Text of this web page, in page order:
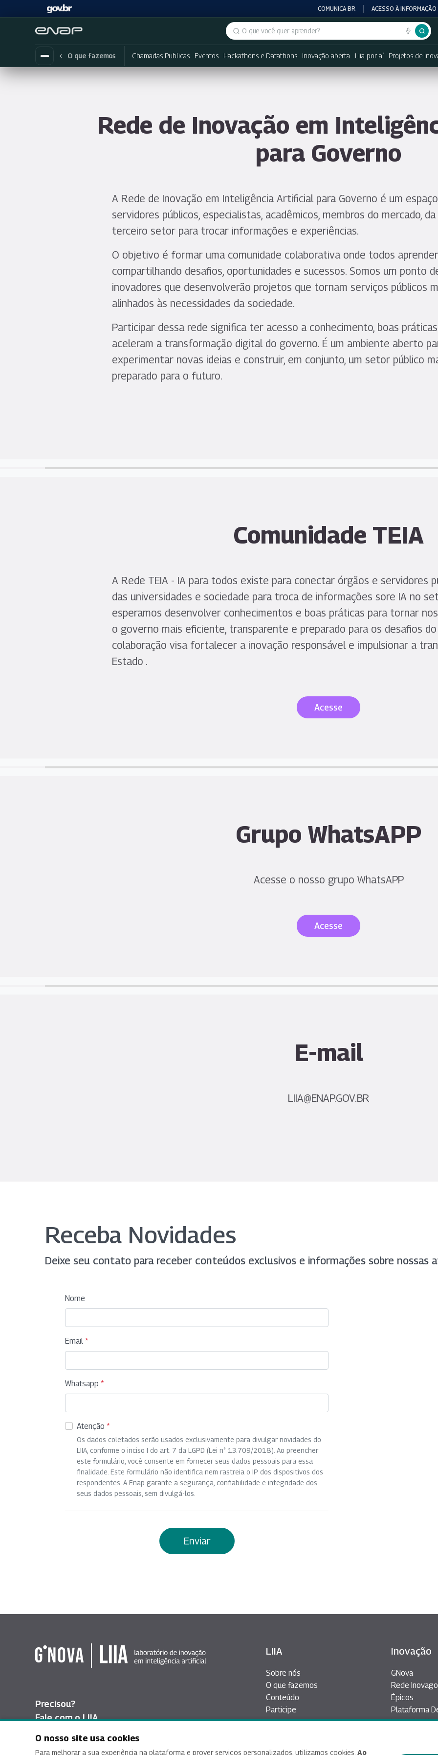
COMUNICA BR ACESSO À INFORMAÇÃO
Buscar no portal
O que fazemos Chamadas Publicas Eventos Hackathons e Datathons Inovação aberta Liia por aí Projetos de
Rede de Inovação em
para Governo
A Rede de Inovação em Inteligência Artificial para Governo é um
servidores públicos, especialistas, acadêmicos, membros do mercado,
terceiro setor para trocar informações e experiências.
O objetivo é formar uma comunidade colaborativa onde todos
compartilhando desafios, oportunidades e sucessos. Somos um ponto
inovadores que desenvolverão projetos que tornam serviços públicos
alinhados às necessidades da sociedade.
Participar dessa rede significa ter acesso a conhecimento, boas
aceleram a transformação digital do governo. É um ambiente aberto
experimentar novas ideias e construir, em conjunto, um setor público
preparado para o futuro.
Comunidade TEIA
A Rede TEIA - IA para todos existe para conectar órgãos e servidores
das universidades e sociedade para troca de informações sore IA no
esperamos desenvolver conhecimentos e boas práticas para tornar
o governo mais eficiente, transparente e preparado para os desafios do
colaboração visa fortalecer a inovação responsável e impulsionar a
Estado .
Acesse
Grupo WhatsAPP
Acesse o nosso grupo WhatsAPP
Acesse
E-mail
LIIA@ENAP.GOV.BR
Receba Novidades
Deixe seu contato para receber conteúdos exclusivos e informações sobre nossas
Nome
Email *
Whatsapp *
Atenção *
Os dados coletados serão usados exclusivamente para divulgar novidades do
LIIA, conforme o inciso I do art. 7 da LGPD (Lei n° 13.709/2018). Ao preencher
este formulário, você consente em fornecer seus dados pessoais para essa
finalidade. Este formulário não identifica nem rastreia o IP dos dispositivos dos
respondentes. A Enap garante a segurança, confiabilidade e integridade dos
seus dados pessoais, sem divulgá-los.
Enviar
Precisou?
Fale com o LIIA
LIIA
Sobre nós
O que fazemos
Conteúdo
Participe
Inovação
GNova
Rede
Épicos
Plataforma
Inovação
O nosso site usa cookies
Para melhorar a sua experiência na plataforma e prover serviços personalizados, utilizamos cookies. Ao